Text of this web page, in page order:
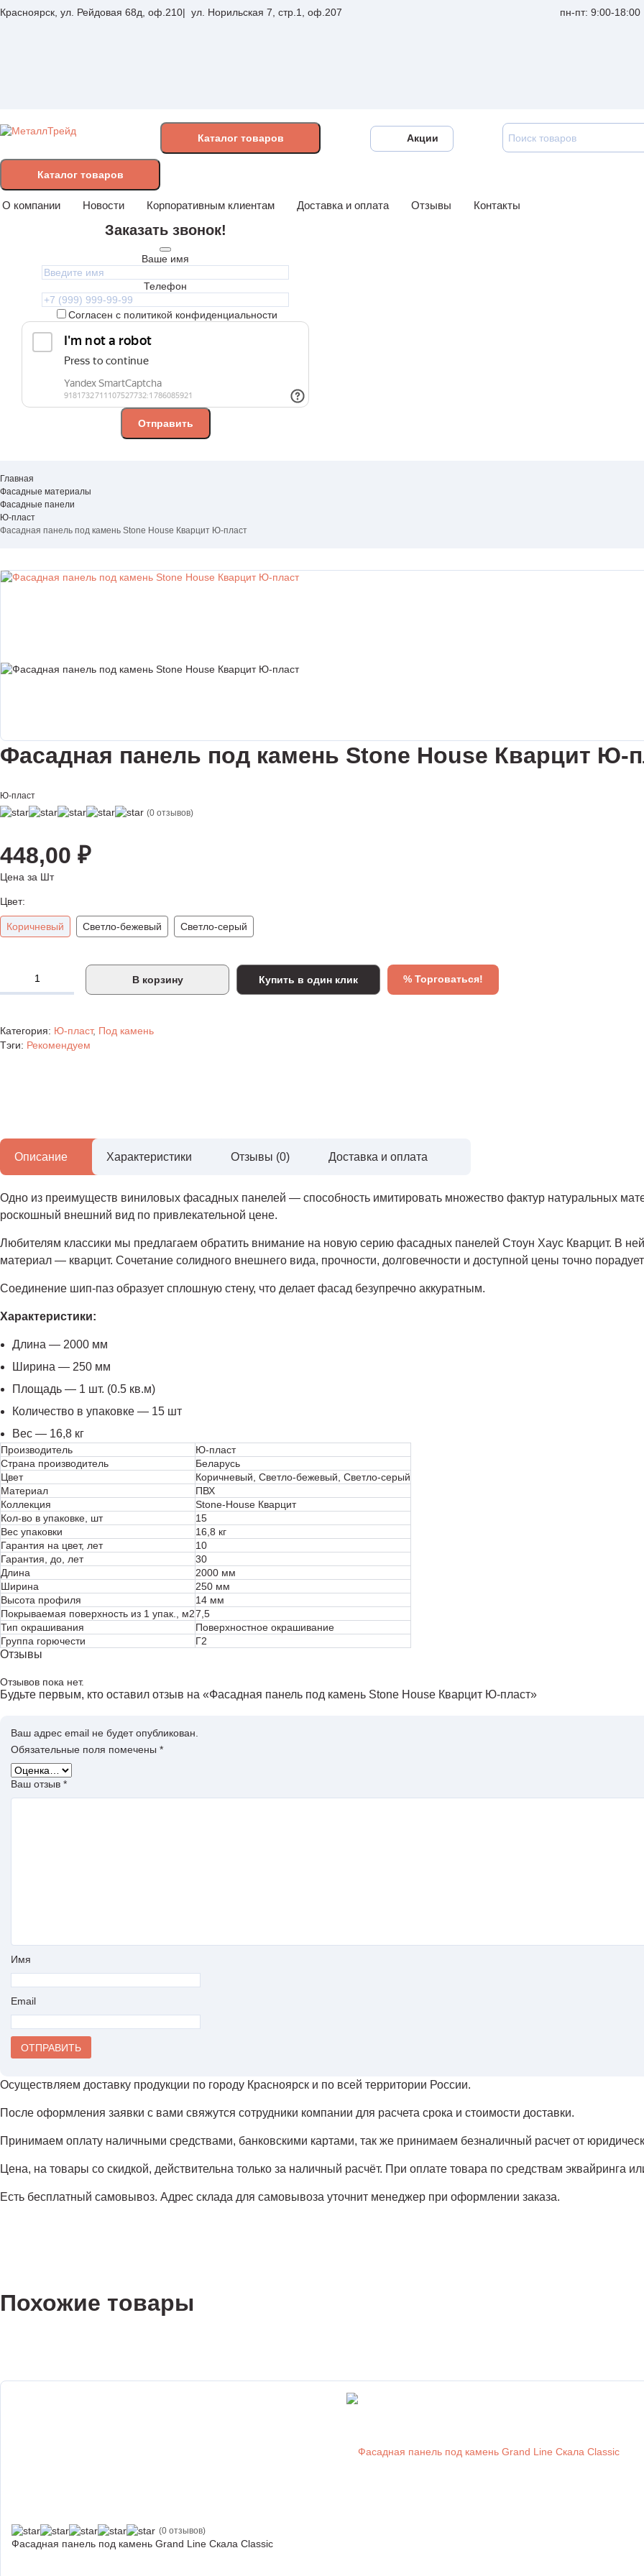
Красноярск, ул. Рейдовая 68д, оф.210 ул. Норильская 7, стр.1, оф.207 пн-пт: 9:00-18:00
Каталогтоваров Акции
Каталог товаров
О компании Новости Корпоративным клиентам Доставка и оплата Отзывы Контакты
Заказать звонок!
Ваше имя
Телефон
Согласен с политикой конфиденциальности
Главная
Фасадные материалы
Фасадные панели
Ю-пласт
Фасадная панель под камень Stone House Кварцит Ю-пласт
Фасадная панель под камень Stone House Кварцит Ю-
Ю-пласт
(0 отзывов)
448,00 ₽
Цена за Шт
Цвет:
Коричневый Светло-бежевый Светло-серый
В корзину Купить в один клик % Торговаться!
Категория: Ю-пласт, Под камень
Тэги: Рекомендуем
Описание Характеристики Отзывы (0) Доставка и оплата
Одно из преимуществ виниловых фасадных панелей — способность имитировать множество фактур натуральных
роскошный внешний вид по привлекательной цене.
Любителям классики мы предлагаем обратить внимание на новую серию фасадных панелей Стоун Хаус Кварцит. В
материал — кварцит. Сочетание солидного внешнего вида, прочности, долговечности и доступной цены точно
Соединение шип-паз образует сплошную стену, что делает фасад безупречно аккуратным.
Характеристики:
Длина — 2000 мм
Ширина — 250 мм
Площадь — 1 шт. (0.5 кв.м)
Количество в упаковке — 15 шт
Вес — 16,8 кг
Производитель
Ю-пласт
Страна производитель
Беларусь
Цвет
Коричневый, Светло-бежевый, Светло-серый
Материал
ПВХ
Коллекция
Stone-House Кварцит
Кол-во в упаковке, шт
15
Вес упаковки
16,8 кг
Гарантия на цвет, лет
10
Гарантия, до, лет
30
Длина
2000 мм
Ширина
250 мм
Высота профиля
14 мм
Покрываемая поверхность из 1 упак., м27,5
Тип окрашивания
Поверхностное окрашивание
Группа горючести
Г2
Отзывы
Отзывов пока нет.
Будьте первым, кто оставил отзыв на «Фасадная панель под камень Stone House Кварцит Ю-пласт»
Ваш адрес email не будет опубликован.
Обязательные поля помечены *
Ваш отзыв *
Имя
Email
Осуществляем доставку продукции по городу Красноярск и по всей территории России.
После оформления заявки с вами свяжутся сотрудники компании для расчета срока и стоимости доставки.
Принимаем оплату наличными средствами, банковскими картами, так же принимаем безналичный расчет от
Цена, на товары со скидкой, действительна только за наличный расчёт. При оплате товара по средствам эквайринга
Есть бесплатный самовывоз. Адрес склада для самовывоза уточнит менеджер при оформлении заказа.
Похожие товары
(0 отзывов)
Фасадная панель под камень Grand Line Скала Classic